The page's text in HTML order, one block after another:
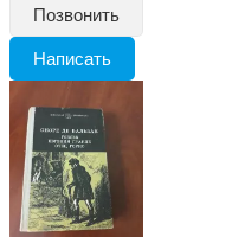
Позвонить
Написать